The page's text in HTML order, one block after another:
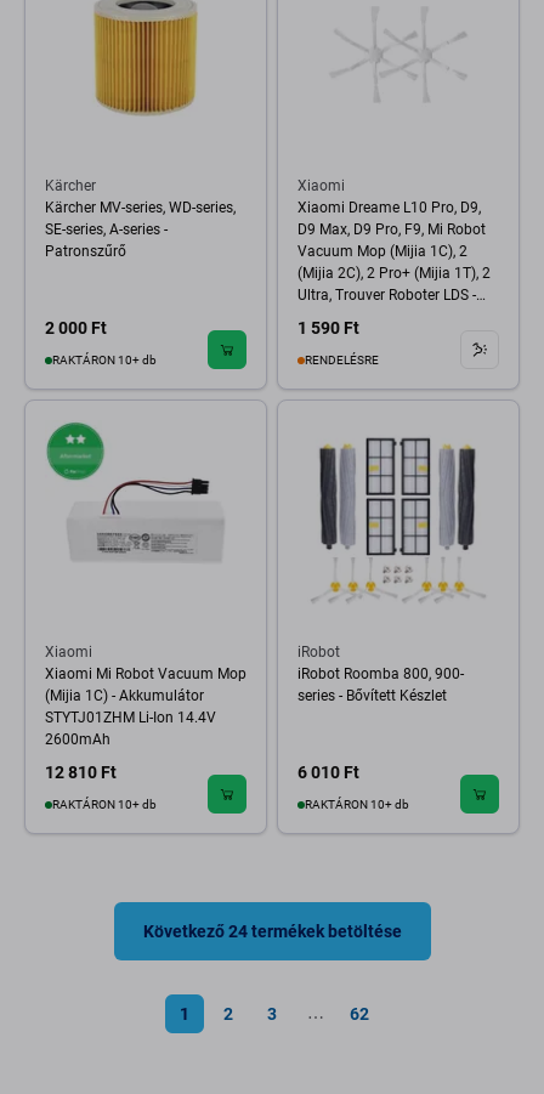
Kärcher
Kärcher MV-series, WD-series,
SE-series, A-series -
Patronszűrő
2 000 Ft
RAKTÁRON 10+ db
Xiaomi
Xiaomi Dreame L10 Pro, D9,
D9 Max, D9 Pro, F9, Mi Robot
Vacuum Mop (Mijia 1C), 2
(Mijia 2C), 2 Pro+ (Mijia 1T), 2
Ultra, Trouver Roboter LDS -
1 590 Ft
RENDELÉSRE
Xiaomi
Xiaomi Mi Robot Vacuum Mop
(Mijia 1C) - Akkumulátor
STYTJ01ZHM Li-Ion 14.4V
2600mAh
12 810 Ft
RAKTÁRON 10+ db
iRobot
iRobot Roomba 800, 900-
series - Bővített Készlet
6 010 Ft
RAKTÁRON 10+ db
Következő 24 termékek betöltése
1 2 3 ⋯ 62